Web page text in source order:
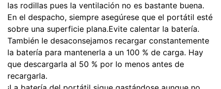
las rodillas pues la ventilación no es bastante buena.
En el despacho, siempre asegúrese que el portátil esté
sobre una superficie plana.Evite calentar la batería.
También le desaconsejamos recargar constantemente
la batería para mantenerla a un 100 % de carga. Hay
que descargarla al 50 % por lo menos antes de
recargarla.